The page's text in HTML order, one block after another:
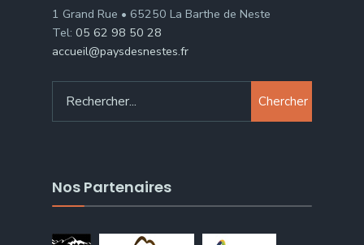
1 Grand Rue • 65250 La Barthe de Neste
Tel: 05 62 98 50 28
accueil@paysdesnestes.fr
Chercher
Nos Partenaires